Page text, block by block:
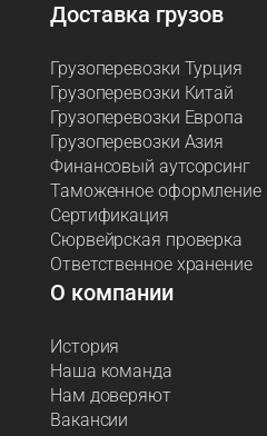
Доставка грузов
Грузоперевозки Турция
Грузоперевозки Китай
Грузоперевозки Европа
Грузоперевозки Азия
Финансовый аутсорсинг
Таможенное оформление
Сертификация
Сюрвейрская проверка
Ответственное хранение
О компании
История
Наша команда
Нам доверяют
Вакансии